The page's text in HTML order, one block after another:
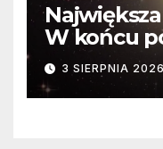
W końcu
faktyczne
3 SIERPNIA 2026